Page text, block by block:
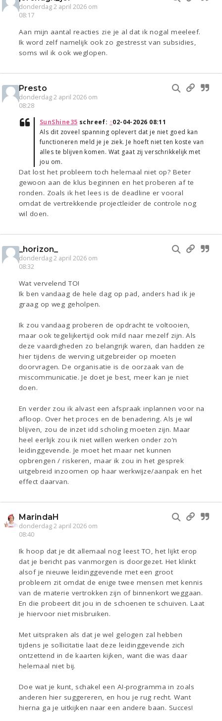
donderdag 2 april 2026 om
08:17
Aan mijn aantal reacties zie je al dat ik nogal meeleef.
Ik word zelf namelijk ook zo gestresst van subsidies,
soms wil ik ook weglopen.
Presto
donderdag 2 april 2026 om
08:28
SunShine35 schreef: ↑02-04-2026 08:11
Als dit zoveel spanning oplevert dat je niet goed kan
functioneren meld je je ziek. Je hoeft niet ten koste van
alles te blijven komen. Wat gaat zij verschrikkelijk met
jou om.
Dat lost het probleem toch helemaal niet op? Beter
gewoon aan de klus beginnen en het proberen af te
ronden. Zoals ik het lees is de deadline er vooral
omdat de vertrekkende projectleider de controle nog
wil doen.
_horizon_
donderdag 2 april 2026 om
08:32
Wat vervelend TO!
Ik ben vandaag de hele dag op pad, anders had ik je
graag op weg geholpen.
Ik zou vandaag proberen de opdracht te voltooien,
maar ook tegelijkertijd ook mild naar mezelf zijn. Als
deze vaardigheden zo belangrijk waren, dan hadden ze
hier tijdens de werving uitgebreider op moeten
doorvragen. De organisatie is de oorzaak van de
miscommunicatie. Je doet je best, meer kan je niet
doen.
En verder zou ik alvast een afspraak inplannen voor na
afloop. Over het proces en de benadering. Als je wil
blijven, zou de inzet idd scholing moeten zijn. Maar
heel eerlijk zou ik niet willen werken onder zo’n
leidinggevende. Je moet het maar net kunnen
opbrengen / riskeren, maar ik zou in het gesprek
uitgebreid inzoomen op haar werkwijze/aanpak en het
effect daarvan.
MarindaH
donderdag 2 april 2026 om
08:40
Ik hoop dat je dit allemaal nog leest TO, het lijkt erop
dat je bericht pas vanmorgen is doorgezet. Het klinkt
alsof je nieuwe leidinggevende met een groot
probleem zit omdat de enige twee mensen met kennis
van de materie vertrokken zijn of binnenkort weggaan.
En die probeert dit jou in de schoenen te schuiven. Laat
je hiervoor niet misbruiken.
Met uitspraken als dat je wel gelogen zal hebben
tijdens je sollicitatie laat deze leidinggevende zich
ontzettend in de kaarten kijken, want die was daar
helemaal niet bij.
Doe wat je kunt, schakel een AI-programma in zoals
anderen hier suggereren, en hou je rug recht. Want
hierna ga je uitkijken naar een andere baan. Succes!